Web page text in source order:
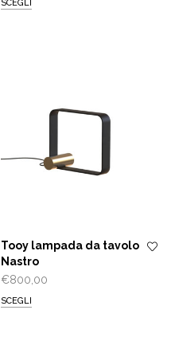
SCEGLI
Tooy lampada da tavolo
Nastro
€800,00
SCEGLI